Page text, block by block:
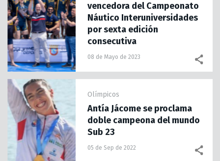
vencedora del Campeonato
Náutico Interuniversidades
por sexta edición
consecutiva
08 de Mayo de 2023
Olímpicos
Antía Jácome se proclama
doble campeona del mundo
Sub 23
05 de Sep de 2022